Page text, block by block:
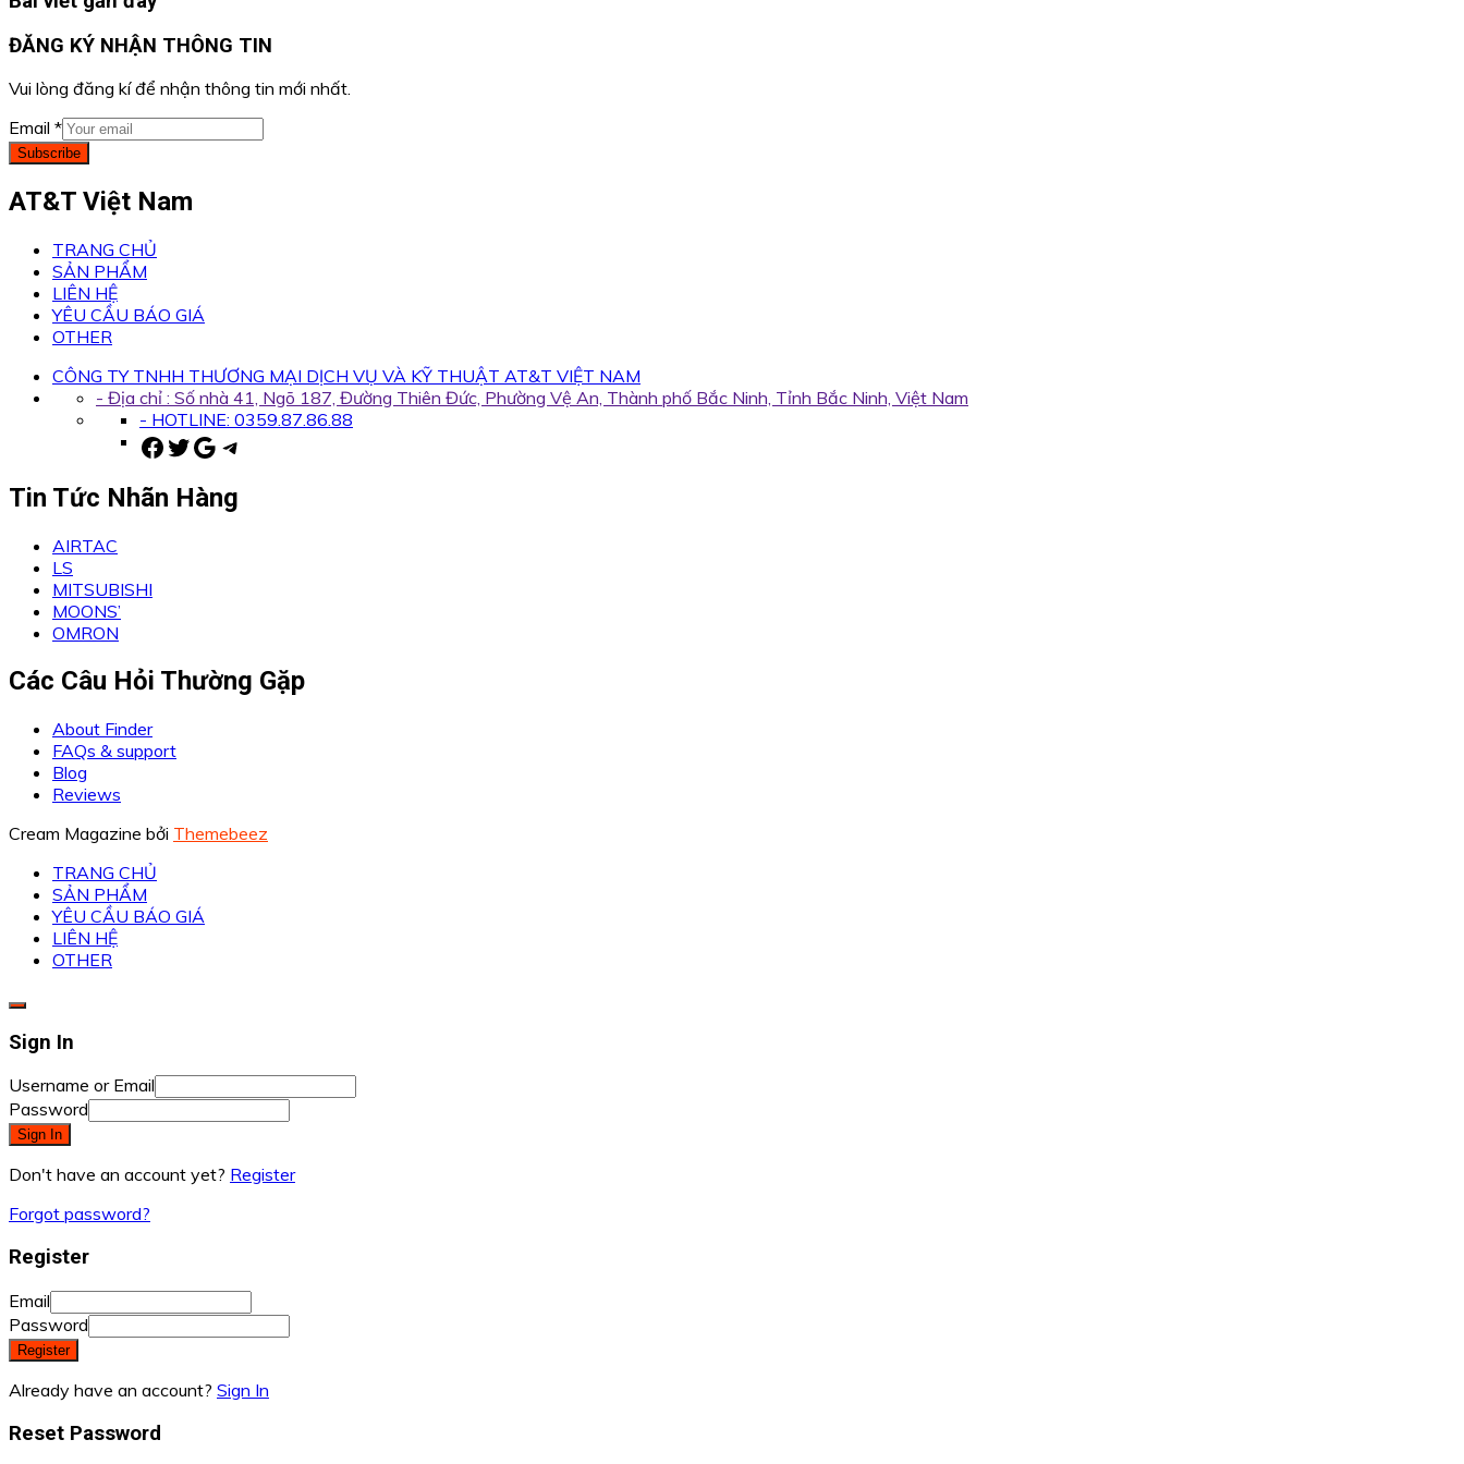
ĐĂNG KÝ NHẬN THÔNG TIN
Vui lòng đăng kí để nhận thông tin mới nhất.
Email *
Subscribe
AT&T Việt Nam
TRANG CHỦ
SẢN PHẨM
LIÊN HỆ
YÊU CẦU BÁO GIÁ
OTHER
CÔNG TY TNHH THƯƠNG MẠI DỊCH VỤ VÀ KỸ THUẬT AT&T VIỆT NAM
- Địa chỉ : Số nhà 41, Ngõ 187, Đường Thiên Đức, Phường Vệ An, Thành phố Bắc Ninh, Tỉnh Bắc Ninh, Việt Nam
- HOTLINE: 0359.87.86.88
Facebook
Twitter
Google
Telegram
Tin Tức Nhãn Hàng
AIRTAC
LS
MITSUBISHI
MOONS’
OMRON
Các Câu Hỏi Thường Gặp
About Finder
FAQs & support
Blog
Reviews
Cream Magazine bởi Themebeez
TRANG CHỦ
SẢN PHẨM
YÊU CẦU BÁO GIÁ
LIÊN HỆ
OTHER
Sign In
Username or Email
Password
Sign In
Don't have an account yet? Register
Forgot password?
Register
Email
Password
Register
Already have an account? Sign In
Reset Password